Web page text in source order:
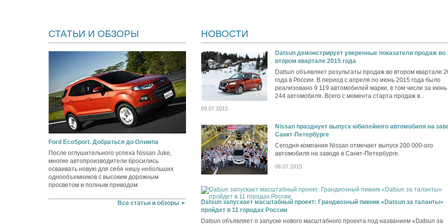
СТАТЬИ И ОБЗОРЫ
Ford EcoSport. Добраться до Олимпа
После оглушительного успеха Nissan Juke,
многие автопроизводители бросились
осваивать новую для себя нишу небольших
однообъемников с высоким дорожным
просветом и полным приводом.
Все статьи и обзоры
НОВОСТИ
Datsun демонстрирует уверенные показатели продаж во
втором квартале 2015 года
Datsun объявляет результаты продаж во втором квартале
года в России. В период с апреля по июнь 2015 года было
реализовано 9 119 автомобилей марки, в том числе за июнь
244 автомобиля. Всего с момента старта продаж в...
09.07.2015
Nissan празднует выпуск юбилейного автомобиля на
Санкт-Петербурге
Сегодня компания Nissan отмечает выпуск 200 000-ого
автомобиля на заводе в Санкт-Петербурге.
06.07.2015
Datsun запускает масштабный проект: Грандиозный пикник «Datsun за таланты»
пройдет в 11 городах России
Datsun объявляет о запуске нового масштабного проекта под названием «Datsun за